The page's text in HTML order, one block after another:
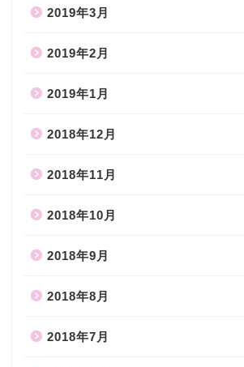
2019年3月
2019年2月
2019年1月
2018年12月
2018年11月
2018年10月
2018年9月
2018年8月
2018年7月